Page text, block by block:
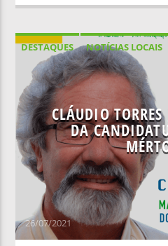
DESTAQUES
NOTÍCIAS LOCAIS
NOTÍCIAS NACIONAIS
CLÁUDIO
DA
26/07/2021